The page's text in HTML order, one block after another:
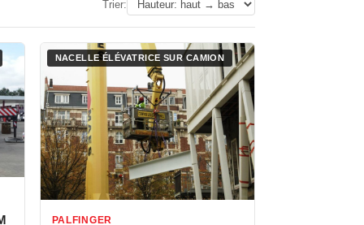
Trier:
NACELLE ÉLÉVATRICE SUR CAMION
PALFINGER